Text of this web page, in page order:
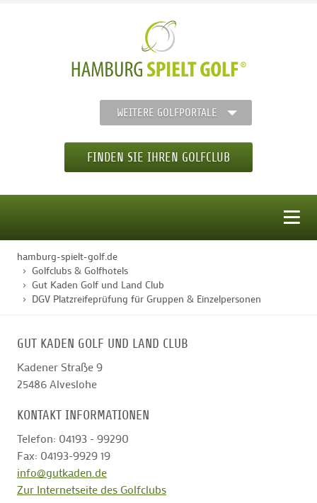
WEITERE GOLFPORTALE
FINDEN SIE IHREN GOLFCLUB
STARTSEITE
MITGLIEDSCHAFT
GOLF NEWS
hamburg-spielt-golf.de
Golfclubs & Golfhotels
Gut Kaden Golf und Land Club
DGV Platzreifeprüfung für Gruppen & Einzelpersonen
GUT KADEN GOLF UND LAND CLUB
Kadener Straße 9
25486Alveslohe
KONTAKT INFORMATIONEN
Telefon: 04193 - 99290
Fax: 04193-9929 19
info@gutkaden.de
Zur Internetseite des Golfclubs